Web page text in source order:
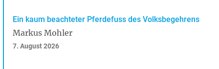
Ein kaum beachteter Pferdefuss des Volksbegehrens
Markus Mohler
7. August 2026